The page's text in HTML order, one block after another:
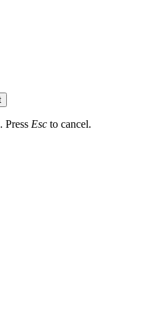
Press Esc to cancel.